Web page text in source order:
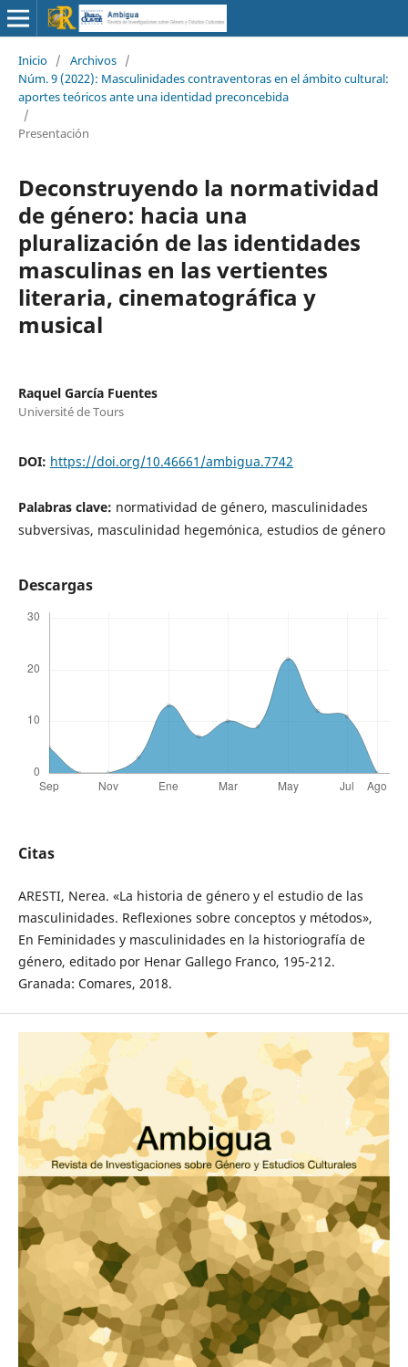
Inicio / Archivos /
Núm. 9 (2022): Masculinidades contraventoras en el ámbito cultural:
aportes teóricos ante una identidad preconcebida
/
Presentación
Deconstruyendo la normatividad
de género: hacia una
pluralización de las identidades
masculinas en las vertientes
literaria, cinematográfica y
musical
Raquel García Fuentes
Université de Tours
DOI: https://doi.org/10.46661/ambigua.7742
Palabras clave: normatividad de género, masculinidades
subversivas, masculinidad hegemónica, estudios de género
Descargas
Citas
ARESTI, Nerea. «La historia de género y el estudio de las
masculinidades. Reflexiones sobre conceptos y métodos»,
En Feminidades y masculinidades en la historiografía de
género, editado por Henar Gallego Franco, 195-212.
Granada: Comares, 2018.